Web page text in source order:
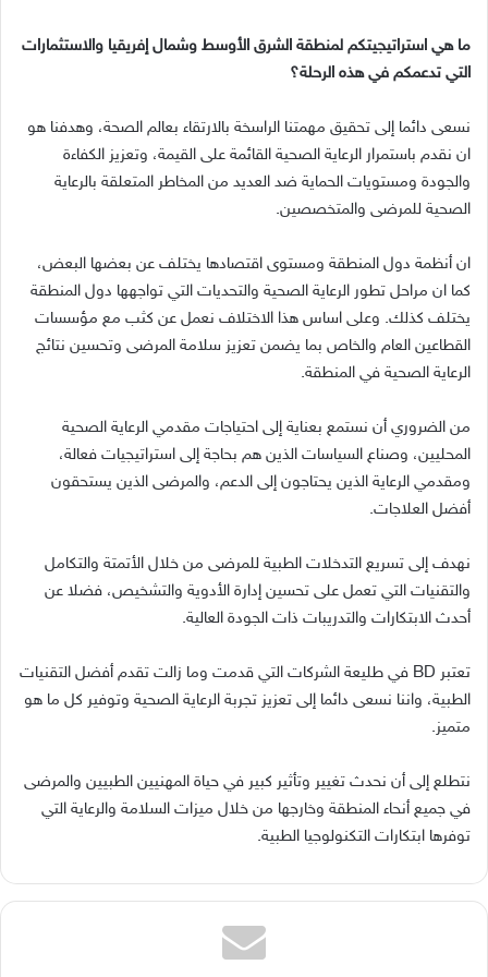
ما هي استراتيجيتكم لمنطقة الشرق الأوسط وشمال إفريقيا والاستثمارات
التي تدعمكم في هذه الرحلة؟
نسعى دائما إلى تحقيق مهمتنا الراسخة بالارتقاء بعالم الصحة، وهدفنا هو
ان نقدم باستمرار الرعاية الصحية القائمة على القيمة، وتعزيز الكفاءة
والجودة ومستويات الحماية ضد العديد من المخاطر المتعلقة بالرعاية
الصحية للمرضى والمتخصصين.
ان أنظمة دول المنطقة ومستوى اقتصادها يختلف عن بعضها البعض،
كما ان مراحل تطور الرعاية الصحية والتحديات التي تواجهها دول المنطقة
يختلف كذلك. وعلى اساس هذا الاختلاف نعمل عن كثب مع مؤسسات
القطاعين العام والخاص بما يضمن تعزيز سلامة المرضى وتحسين نتائج
الرعاية الصحية في المنطقة.
من الضروري أن نستمع بعناية إلى احتياجات مقدمي الرعاية الصحية
المحليين، وصناع السياسات الذين هم بحاجة إلى استراتيجيات فعالة،
ومقدمي الرعاية الذين يحتاجون إلى الدعم، والمرضى الذين يستحقون
أفضل العلاجات.
نهدف إلى تسريع التدخلات الطبية للمرضى من خلال الأتمتة والتكامل
والتقنيات التي تعمل على تحسين إدارة الأدوية والتشخيص، فضلا عن
أحدث الابتكارات والتدريبات ذات الجودة العالية.
تعتبر
في طليعة الشركات التي قدمت وما زالت تقدم أفضل التقنيات
الطبية، واننا نسعى دائما إلى تعزيز تجربة الرعاية الصحية وتوفير كل ما هو
متميز.
نتطلع إلى أن نحدث تغيير وتأثير كبير في حياة المهنيين الطبيين والمرضى
في جميع أنحاء المنطقة وخارجها من خلال ميزات السلامة والرعاية التي
توفرها ابتكارات التكنولوجيا الطبية.